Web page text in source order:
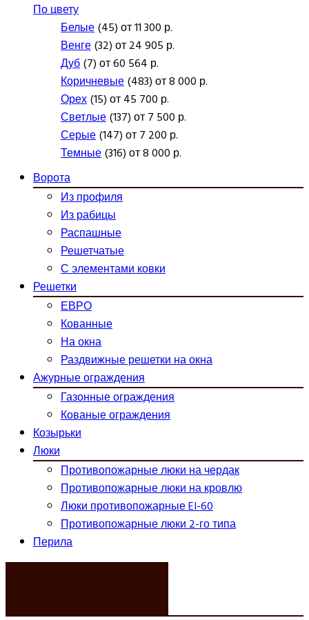
По цвету
Белые(45) от 11 300 р.
Венге(32) от 24 905 р.
Дуб(7) от 60 564 р.
Коричневые(483) от 8 000 р.
Орех(15) от 45 700 р.
Светлые(137) от 7 500 р.
Серые(147) от 7 200 р.
Темные(316) от 8 000 р.
Ворота
Из профиля
Из рабицы
Распашные
Решетчатые
С элементами ковки
Решетки
ЕВРО
Кованные
На окна
Раздвижные решетки на окна
Ажурные ограждения
Газонные ограждения
Кованые ограждения
Козырьки
Люки
Противопожарные люки на чердак
Противопожарные люки на кровлю
Люки противопожарные EI-60
Противопожарные люки 2-го типа
Перила